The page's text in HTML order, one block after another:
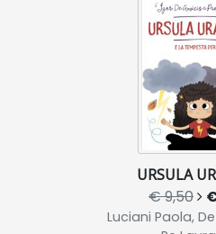
URSULA
€ 9,50
Luciani Paola,